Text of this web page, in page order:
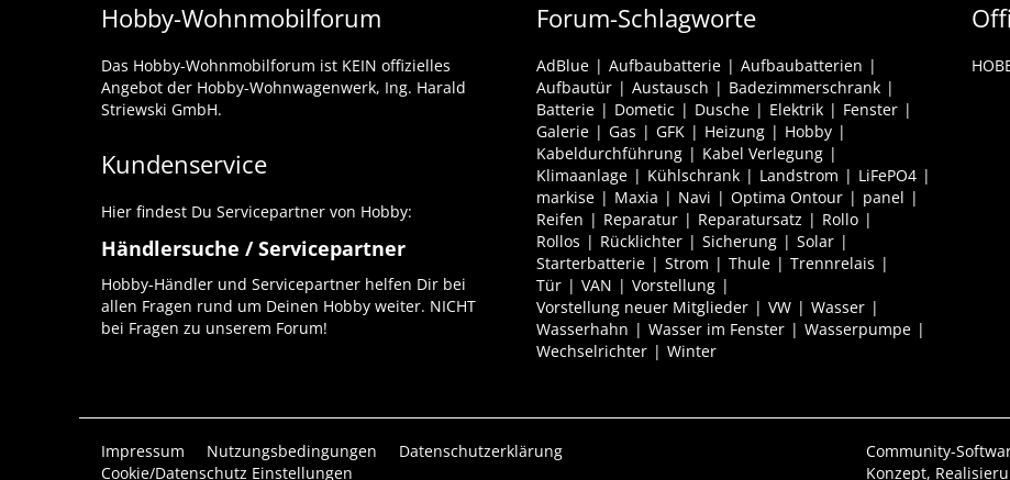
Hobby-Wohnmobilforum
Das Hobby-Wohnmobilforum ist KEIN offizielles
Angebot der Hobby-Wohnwagenwerk, Ing. Harald
Striewski GmbH.
Kundenservice
Hier findest Du Servicepartner von Hobby:
Händlersuche / Servicepartner
Hobby-Händler und Servicepartner helfen Dir bei
allen Fragen rund um Deinen Hobby weiter. NICHT
bei Fragen zu unserem Forum!
Forum-Schlagworte
AdBlue Aufbaubatterie
Aufbaubatterien
Aufbautür
Austausch
Badezimmerschrank
Batterie
Dometic Dusche Elektrik
Fenster
Galerie
Gas GFK Heizung
Hobby
Kabeldurchführung
Kabel Verlegung
Klimaanlage
Kühlschrank Landstrom
LiFePO4
markise
Maxia Navi Optima Ontour
panel
Reifen
Reparatur Reparatursatz
Rollo
Rollos
Rücklichter Sicherung
Solar
Starterbatterie
Strom Thule
Trennrelais
Tür
VAN
Vorstellung
Vorstellung neuer Mitglieder
VW
Wasser
Wasserhahn
Wasser im Fenster
Wasserpumpe
Wechselrichter
Winter
Impressum Nutzungsbedingungen
Datenschutzerklärung
Cookie/Datenschutz Einstellungen
Community-
Konzept,